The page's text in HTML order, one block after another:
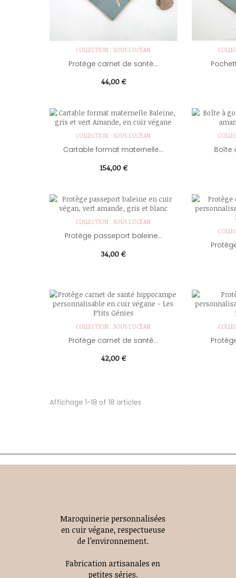
COLLECTION : SOUS L'OCÉAN
Protège carnet de santé...
Prix
44,00 €
COLLECTION : SOUS L'OCÉAN
Cartable format maternelle...
Prix
154,00 €
Boîte
COLLECTION : SOUS L'OCÉAN
Protège passeport baleine...
Prix
34,00 €
COLLECTION : SOUS L'OCÉAN
Protège carnet de santé...
Prix
42,00 €
Affichage 1-18 of 18 articles
Maroquinerie personnalisées
en cuir végane, respectueuse
de l’environnement.
Fabrication artisanales en
petites séries.